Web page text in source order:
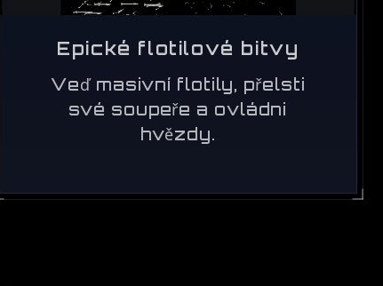
Epické flotilové bitvy
Veď masivní flotily, přelsti
své soupeře a ovládni
hvězdy.